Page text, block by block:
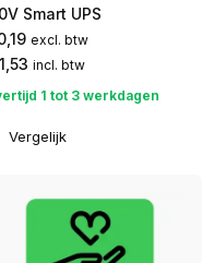
Smart UPS
excl. btw
incl. btw
1 tot 3 werkdagen
Vergelijk